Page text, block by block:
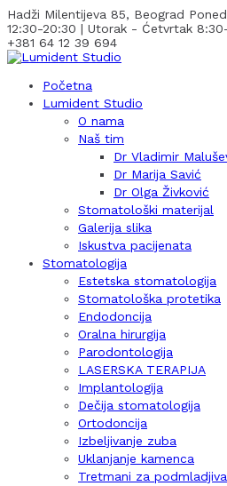
Hadži Milentijeva 85, Beograd
12:30-20:30 | Utorak - Ćetvrtak
+381 64 12 39 694
Početna
Lumident Studio
O nama
Naš tim
Dr Vladimir
Dr Marija Savić
Dr Olga Živković
Stomatološki materijal
Galerija slika
Iskustva pacijenata
Stomatologija
Estetska stomatologija
Stomatološka protetika
Endodoncija
Oralna hirurgija
Parodontologija
LASERSKA TERAPIJA
Implantologija
Dečija stomatologija
Ortodoncija
Izbeljivanje zuba
Uklanjanje kamenca
Tretmani za